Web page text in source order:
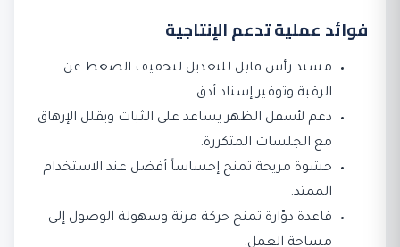
فوائد عملية تدعم الإنتاجية
مسند رأس قابل للتعديل لتخفيف الضغط عن
الرقبة وتوفير إسناد أدق.
دعم لأسفل الظهر يساعد على الثبات ويقلل الإرهاق
مع الجلسات المتكررة.
حشوة مريحة تمنح إحساساً أفضل عند الاستخدام
الممتد.
قاعدة دوّارة تمنح حركة مرنة وسهولة الوصول إلى
مساحة العمل.